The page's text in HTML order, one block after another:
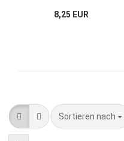
8,25 EUR
Sortieren nach
Sortieren nach